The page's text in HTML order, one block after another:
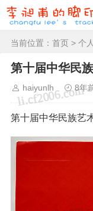
当前位置： 首页 > 个
第十届中华民
haiyunlh 8年
第十届中华民族艺